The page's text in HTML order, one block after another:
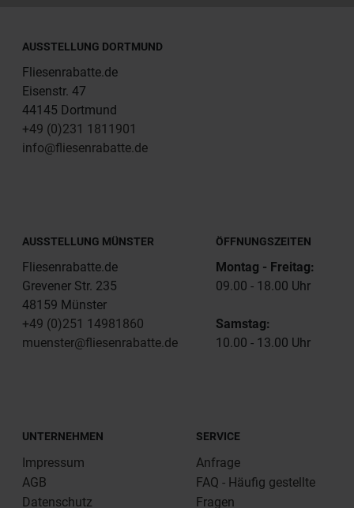
AUSSTELLUNG DORTMUND
Fliesenrabatte.de
Eisenstr. 47
44145 Dortmund
+49 (0)231 1811901
info@fliesenrabatte.de
AUSSTELLUNG MÜNSTER
Fliesenrabatte.de
Grevener Str. 235
48159 Münster
+49 (0)251 14981860
muenster@fliesenrabatte.de
ÖFFNUNGSZEITEN
Montag - Freitag:
09.00 - 18.00 Uhr
Samstag:
10.00 - 13.00 Uhr
UNTERNEHMEN
Impressum
AGB
Datenschutz
SERVICE
Anfrage
FAQ - Häufig gestellte
Fragen